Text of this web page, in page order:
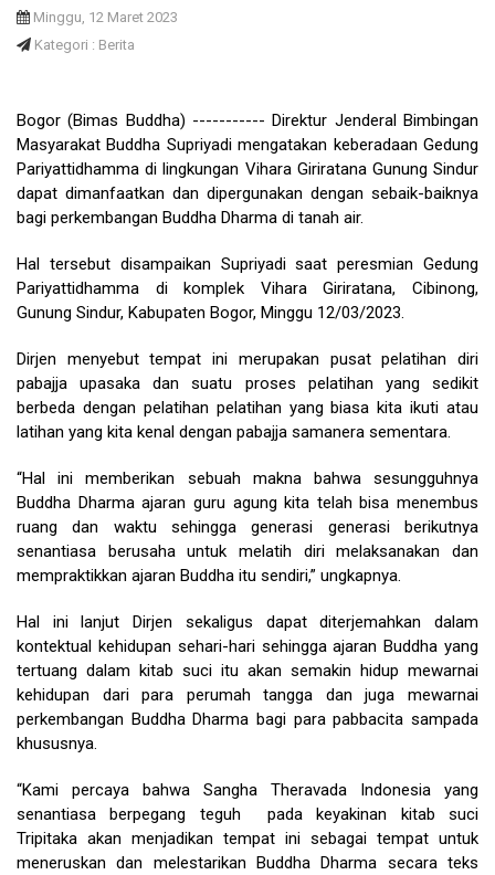
Minggu, 12 Maret 2023
Kategori : Berita
Bogor (Bimas Buddha) ----------- Direktur Jenderal Bimbingan
Masyarakat Buddha Supriyadi mengatakan keberadaan Gedung
Pariyattidhamma di lingkungan Vihara Giriratana Gunung Sindur
dapat dimanfaatkan dan dipergunakan dengan sebaik-baiknya
bagi perkembangan Buddha Dharma di tanah air.
Hal tersebut disampaikan Supriyadi saat peresmian Gedung
Pariyattidhamma di komplek Vihara Giriratana, Cibinong,
Gunung Sindur, Kabupaten Bogor, Minggu 12/03/2023.
Dirjen menyebut tempat ini merupakan pusat pelatihan diri
pabajja upasaka dan suatu proses pelatihan yang sedikit
berbeda dengan pelatihan pelatihan yang biasa kita ikuti atau
latihan yang kita kenal dengan pabajja samanera sementara.
“Hal ini memberikan sebuah makna bahwa sesungguhnya
Buddha Dharma ajaran guru agung kita telah bisa menembus
ruang dan waktu sehingga generasi generasi berikutnya
senantiasa berusaha untuk melatih diri melaksanakan dan
mempraktikkan ajaran Buddha itu sendiri,” ungkapnya.
Hal ini lanjut Dirjen sekaligus dapat diterjemahkan dalam
kontektual kehidupan sehari-hari sehingga ajaran Buddha yang
tertuang dalam kitab suci itu akan semakin hidup mewarnai
kehidupan dari para perumah tangga dan juga mewarnai
perkembangan Buddha Dharma bagi para pabbacita sampada
khususnya.
“Kami percaya bahwa Sangha Theravada Indonesia yang
senantiasa berpegang teguh pada keyakinan kitab suci
Tripitaka akan menjadikan tempat ini sebagai tempat untuk
meneruskan dan melestarikan Buddha Dharma secara teks